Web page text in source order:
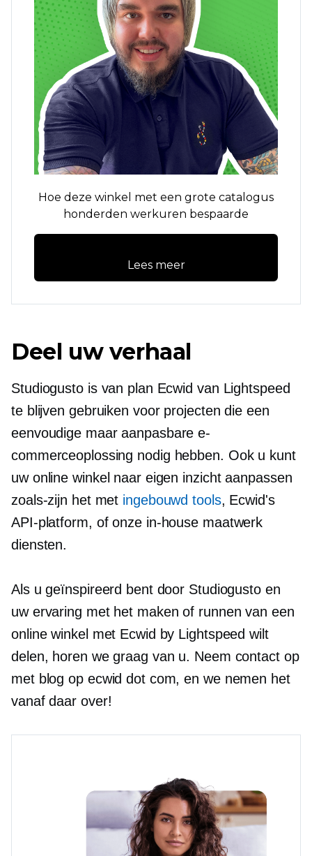
Hoe deze winkel met een grote catalogus
honderden werkuren bespaarde
Lees meer
Deel uw verhaal
Studiogusto is van plan Ecwid van Lightspeed
te blijven gebruiken voor projecten die een
eenvoudige maar aanpasbare e-
commerceoplossing nodig hebben. Ook u kunt
uw online winkel naar eigen inzicht aanpassen
zoals-zijn het met ingebouwd tools, Ecwid's
API-platform, of onze in-house maatwerk
diensten.
Als u geïnspireerd bent door Studiogusto en
uw ervaring met het maken of runnen van een
online winkel met Ecwid by Lightspeed wilt
delen, horen we graag van u. Neem contact op
met blog op ecwid dot com, en we nemen het
vanaf daar over!